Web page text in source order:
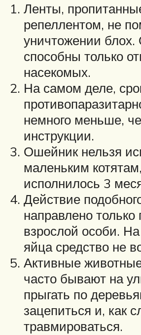
Ленты,
репеллентом, не
уничтожении блох.
способны только
насекомых.
На самом деле,
немного меньше,
инструкции.
Ошейник нельзя
маленьким
исполнилось 3
Действие
направлено только
взрослой особи.
яйца средство не
Активные
часто бывают на
прыгать по
зацепиться и, как
травмироваться.